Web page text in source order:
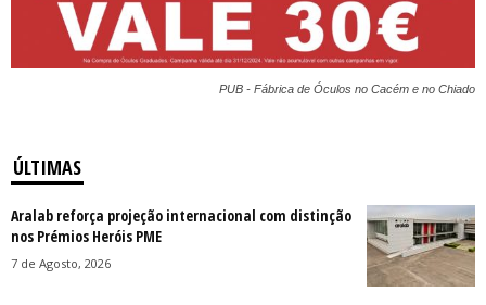
PUB - Fábrica de Óculos no Cacém e no Chiado
ÚLTIMAS
Aralab reforça projeção internacional com distinção
nos Prémios Heróis PME
7 de Agosto, 2026